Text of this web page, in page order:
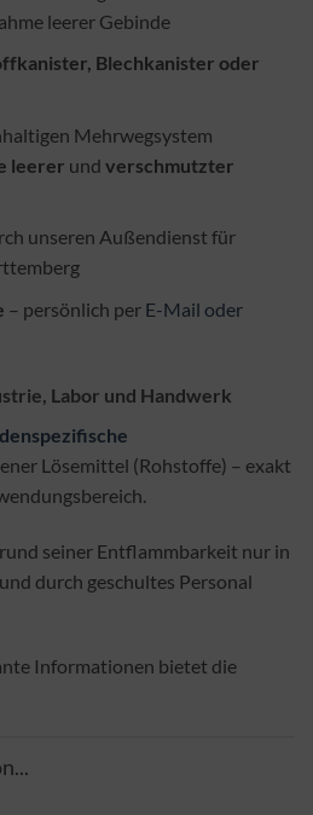
leerer Gebinde
Blechkanister oder
Mehrwegsystem
leerer und verschmutzter
unseren Außendienst für
– persönlich per E-Mail oder
Labor und Handwerk
Lösemittel (Rohstoffe) – exakt
seiner Entflammbarkeit nur in
durch geschultes Personal
Informationen bietet die